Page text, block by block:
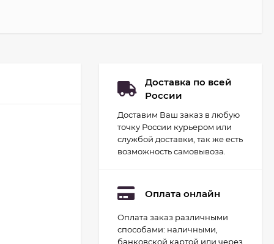
Доставка по всей
России
Доставим Ваш заказ в любую
точку России курьером или
службой доставки, так же есть
возможность самовывоза.
Оплата онлайн
Оплата заказ различными
способами: наличными,
банковской картой или через
Набор для
гидропоники Uniel
минисад Aqua.